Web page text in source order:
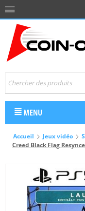
MENU
Accueil Jeux vidéo
Creed Black Flag